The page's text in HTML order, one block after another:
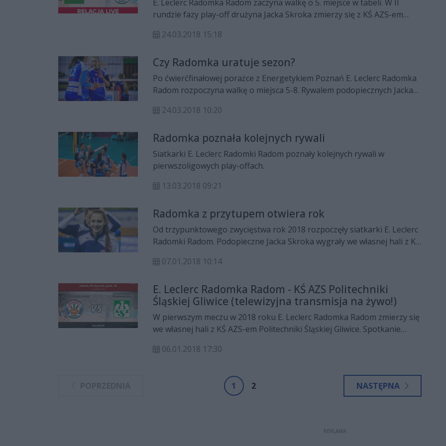
E. Leclerc Radomka Radom zaczyna walkę o 5. miejsce w tabeli. W II
rundzie fazy play-off drużyna Jacka Skroka zmierzy się z KŚ AZS-em
marca o godz. 17 na Śląsku. Zapraszamy do oglądania naszej
24.03.2018 15:18
Czy Radomka uratuje sezon?
Po ćwierćfinałowej porażce z Energetykiem Poznań E. Leclerc Radomka
Radom rozpoczyna walkę o miejsca 5-8. Rywalem podopiecznych Jacka
24.03.2018 10:20
Radomka poznała kolejnych rywali
Siatkarki E. Leclerc Radomki Radom poznały kolejnych rywali w
pierwszoligowych play-offach.
13.03.2018 09:21
Radomka z przytupem otwiera rok
Od trzypunktowego zwycięstwa rok 2018 rozpoczęły siatkarki E. Leclerc
Radomki Radom. Podopieczne Jacka Skroka wygrały we własnej hali z KŚ
w tabeli I ligi piłki siatkowej pań.
07.01.2018 10:14
E. Leclerc Radomka Radom - KŚ AZS Politechniki
Śląskiej Gliwice (telewizyjna transmisja na żywo!)
W pierwszym meczu w 2018 roku E. Leclerc Radomka Radom zmierzy się
we własnej hali z KŚ AZS-em Politechniki Śląskiej Gliwice. Spotkanie
MOSiR-u. Zapraszamy do oglądania telewizyjnej transmisji z tego
06.01.2018 17:30
1 2 NASTĘPNA
REKLAMA